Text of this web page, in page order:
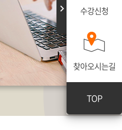
수강신청
찾아오시는길
TOP